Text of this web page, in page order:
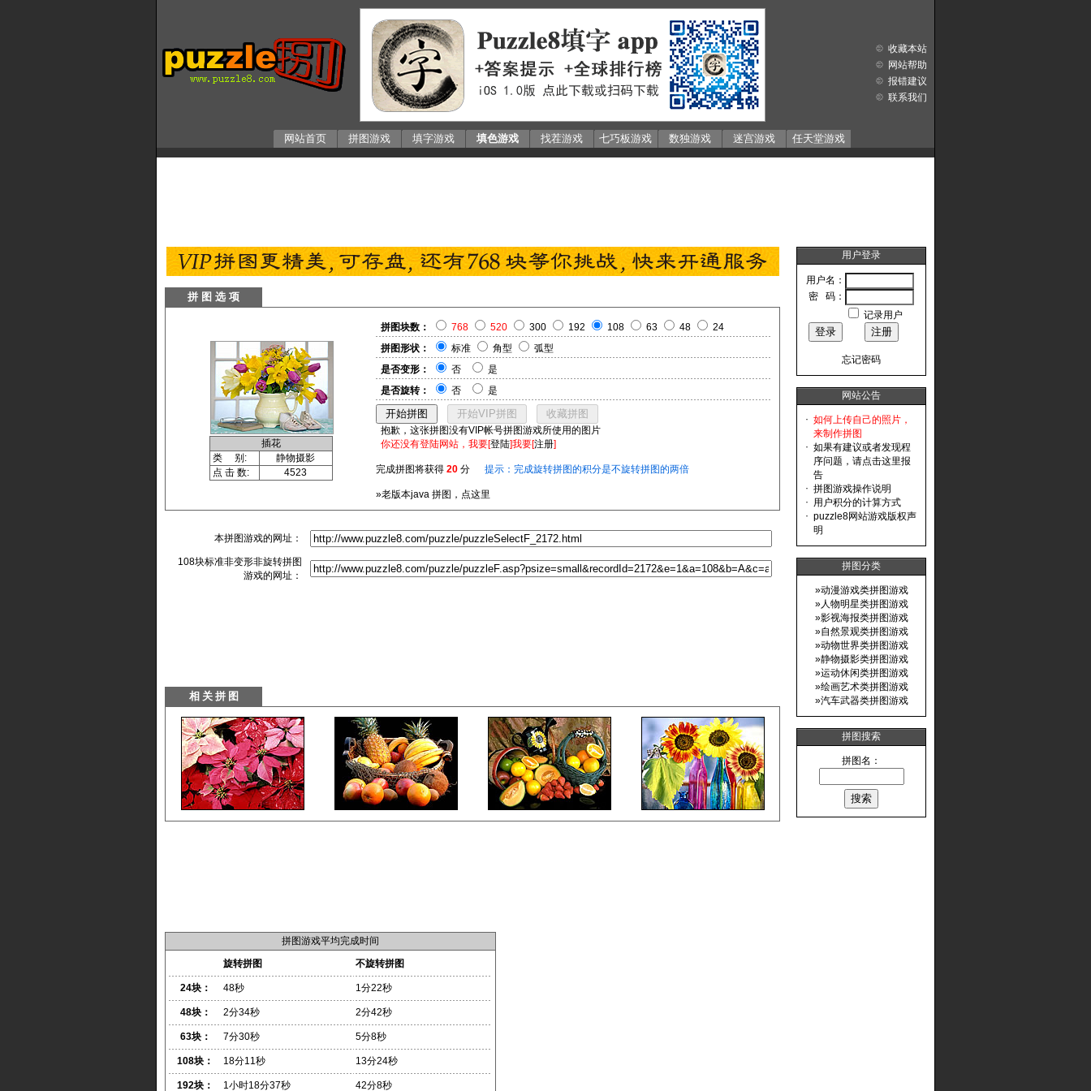
网站首页 拼图游戏 填字游戏 填色游戏 找茬游戏 七巧板游戏 数独游戏 迷宫游戏 任天堂游戏
收藏本站
网站帮助
报错建议
联系我们
拼 图 选 项
插花
类 别:
静物摄影
点 击 数:
4523
拼图块数： 768 520 300 192 108 63 48
24
拼图形状：
标准 角型
弧型
是否变形：
否
是
是否旋转：
否 是
抱歉，这张拼图没有VIP帐号拼图游戏所使用的图片
你还没有登陆网站，我要[登陆]我要[注册]
完成拼图将获得 20 分 提示：完成旋转拼图的积分是不旋转拼图的两倍
»老版本java 拼图，点这里
本拼图游戏的网址：
108块标准非变形非旋转拼图
游戏的网址：
拼图游戏平均完成时间
旋转拼图
不旋转拼图
24块： 48秒 1分22秒
48块： 2分34秒 2分42秒
63块： 7分30秒 5分8秒
108块： 18分11秒 13分24秒
192块： 1小时18分37秒 42分8秒
用户登录
用户名：
密 码：
记录用户
忘记密码
网站公告
· 如何上传自己的照片，
来制作拼图
· 如果有建议或者发现程
序问题，请点击这里报
告
· 拼图游戏操作说明
· 用户积分的计算方式
· puzzle8网站游戏版权声
明
拼图分类
»动漫游戏类拼图游戏
»人物明星类拼图游戏
»影视海报类拼图游戏
»自然景观类拼图游戏
»动物世界类拼图游戏
»静物摄影类拼图游戏
»运动休闲类拼图游戏
»绘画艺术类拼图游戏
»汽车武器类拼图游戏
拼图搜索
拼图名：